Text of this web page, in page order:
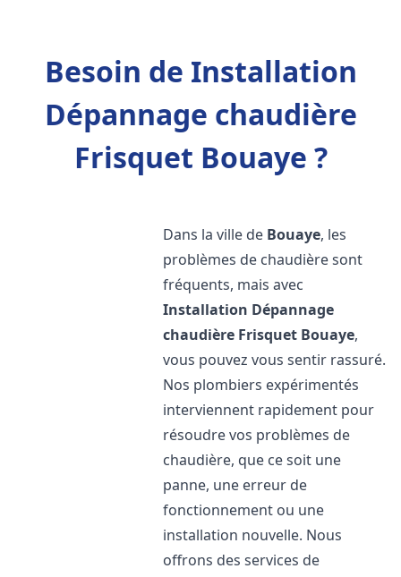
Besoin de Installation
Dépannage chaudière
Frisquet Bouaye ?
Dans la ville de Bouaye, les
problèmes de chaudière sont
fréquents, mais avec
Installation Dépannage
chaudière Frisquet Bouaye,
vous pouvez vous sentir rassuré.
Nos plombiers expérimentés
interviennent rapidement pour
résoudre vos problèmes de
chaudière, que ce soit une
panne, une erreur de
fonctionnement ou une
installation nouvelle. Nous
offrons des services de